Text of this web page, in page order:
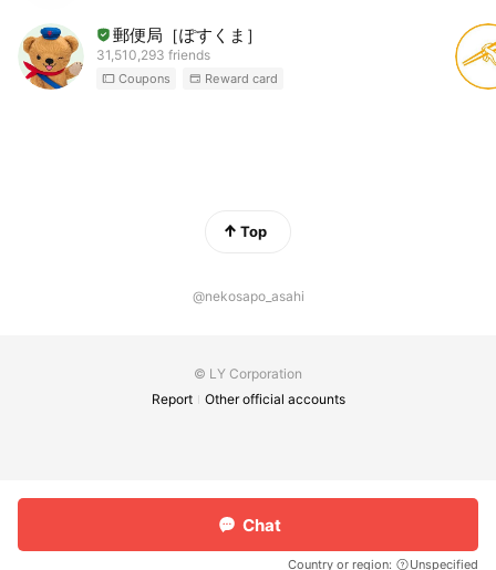
郵便局［ぽすくま］
31,510,293 friends
Coupons Reward card
Top
@nekosapo_asahi
© LY Corporation
Report
Other official accounts
Chat
Country or region: Unspecified